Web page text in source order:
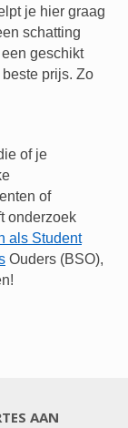
je hier graag
schatting
geschikt
prijs. Zo
of je
of
onderzoek
als Student
Ouders (BSO),
AAN